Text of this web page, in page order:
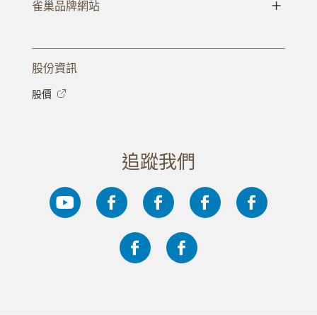
雀巢品牌網站
股份資訊
股價
追蹤我們